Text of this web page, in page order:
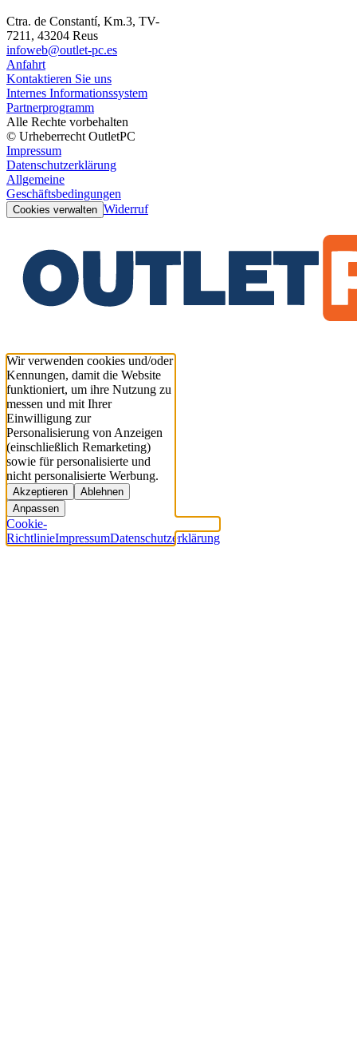
Ctra. de Constantí, Km.3, TV-
7211, 43204 Reus
infoweb@outlet-pc.es
Anfahrt
Kontaktieren Sie uns
Internes Informationssystem
Partnerprogramm
Alle Rechte vorbehalten
© Urheberrecht OutletPC
Impressum
Datenschutzerklärung
Allgemeine
Geschäftsbedingungen
Cookies verwalten Widerruf
Wir verwenden cookies und/oder
Kennungen, damit die Website
funktioniert, um ihre Nutzung zu
messen und mit Ihrer
Einwilligung zur
Personalisierung von Anzeigen
(einschließlich Remarketing)
sowie für personalisierte und
nicht personalisierte Werbung.
Akzeptieren
Ablehnen
Anpassen
Cookie-
RichtlinieImpressumDatenschutzerklärung